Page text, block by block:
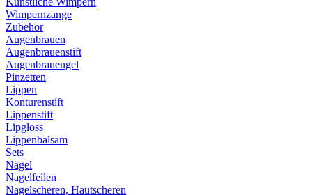
Wimpernzange
Zubehör
Augenbrauen
Augenbrauenstift
Augenbrauengel
Pinzetten
Lippen
Konturenstift
Lippenstift
Lipgloss
Lippenbalsam
Sets
Nägel
Nagelfeilen
Nagelscheren, Hautscheren